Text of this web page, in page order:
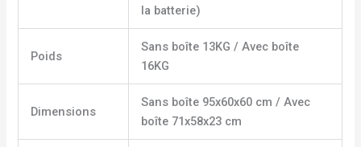
la batterie)
Poids
Sans boîte 13KG / Avec boîte
16KG
Dimensions
Sans boîte 95x60x60 cm / Avec
boîte 71x58x23 cm